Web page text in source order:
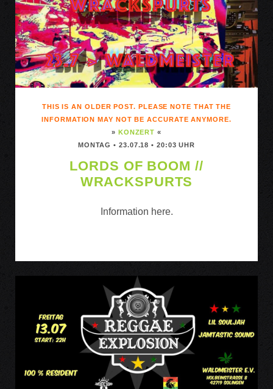
THIS IS AN OLDER POST. PLEASE NOTE THAT THE
INFORMATION MAY NOT BE ACCURATE ANYMORE.
» KONZERT «
MONTAG • 23.07.18 • 20:03 UHR
LORDS OF BOOM //
WRACKSPURTS
Information here.